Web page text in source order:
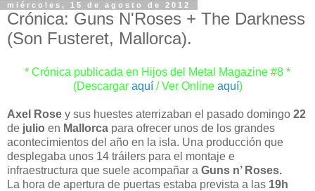
miércoles, 15 de agosto de 2012
Crónica: Guns N'Roses + The Darkness
(Son Fusteret, Mallorca).
* Crónica publicada en Hijos del Metal Magazine #8 *
(Descargar aquí/ Ver Online aquí)
Axel Rose y sus huestes aterrizaban el pasado domingo 22
de julio en Mallorca para ofrecer unos de los grandes
acontecimientos del año en la isla. Una producción que
desplegaba unos 14 tráilers para el montaje e
infraestructura que suele acompañar a Guns n’ Roses.
La hora de apertura de puertas estaba prevista a las 19h